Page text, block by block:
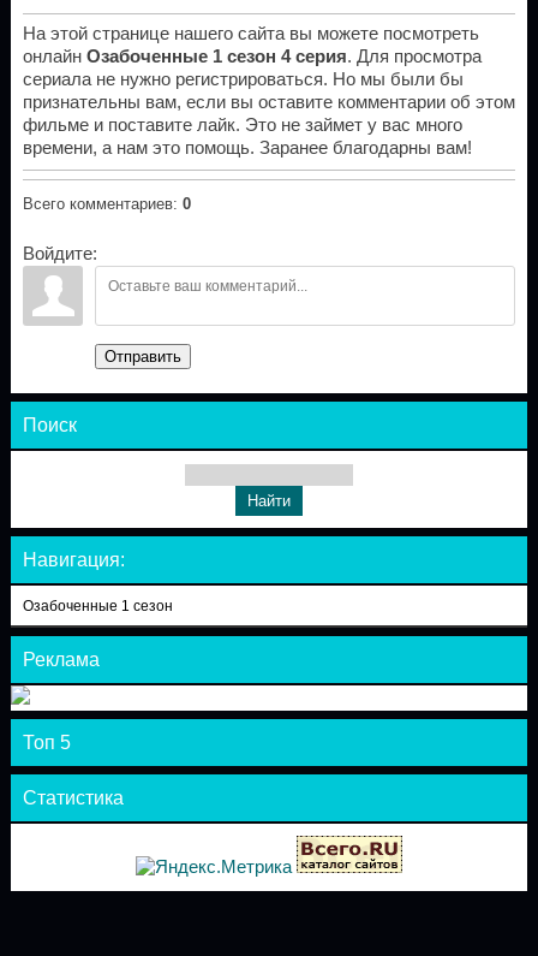
На этой странице нашего сайта вы можете посмотреть
онлайн Озабоченные 1 сезон 4 серия. Для просмотра
сериала не нужно регистрироваться. Но мы были бы
признательны вам, если вы оставите комментарии об этом
фильме и поставите лайк. Это не займет у вас много
времени, а нам это помощь. Заранее благодарны вам!
Всего комментариев: 0
Войдите:
Отправить
Поиск
Навигация:
Озабоченные 1 сезон
Реклама
Топ 5
Статистика